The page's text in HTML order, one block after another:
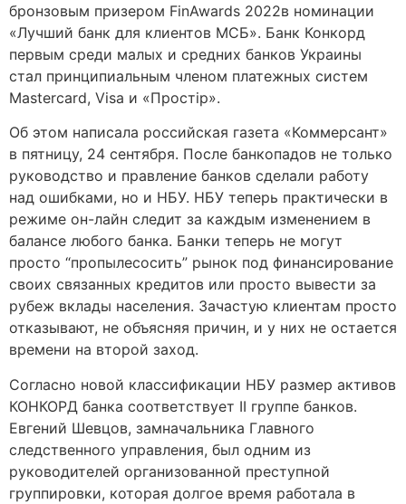
бронзовым призером FinAwards 2022в номинации
«Лучший банк для клиентов МСБ». Банк Конкорд
первым среди малых и средних банков Украины
стал принципиальным членом платежных систем
Mastercard, Visa и «Простір».
Об этом написала российская газета «Коммерсант»
в пятницу, 24 сентября. После банкопадов не только
руководство и правление банков сделали работу
над ошибками, но и НБУ. НБУ теперь практически в
режиме он-лайн следит за каждым изменением в
балансе любого банка. Банки теперь не могут
просто “пропылесосить” рынок под финансирование
своих связанных кредитов или просто вывести за
рубеж вклады населения. Зачастую клиентам просто
отказывают, не объясняя причин, и у них не остается
времени на второй заход.
Согласно новой классификации НБУ размер активов
КОНКОРД банка соответствует II группе банков.
Евгений Шевцов, замначальника Главного
следственного управления, был одним из
руководителей организованной преступной
группировки, которая долгое время работала в